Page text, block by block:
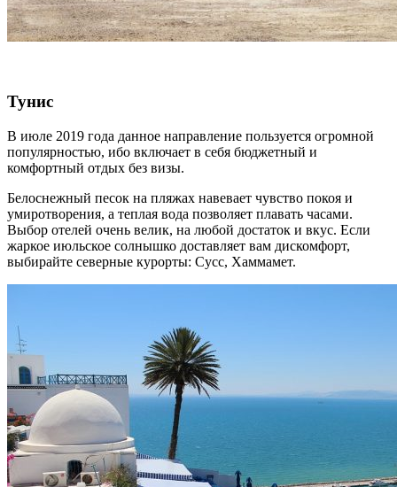
Тунис
В июле 2019 года данное направление пользуется огромной
популярностью, ибо включает в себя бюджетный и
комфортный отдых без визы.
Белоснежный песок на пляжах навевает чувство покоя и
умиротворения, а теплая вода позволяет плавать часами.
Выбор отелей очень велик, на любой достаток и вкус. Если
жаркое июльское солнышко доставляет вам дискомфорт,
выбирайте северные курорты: Сусс, Хаммамет.